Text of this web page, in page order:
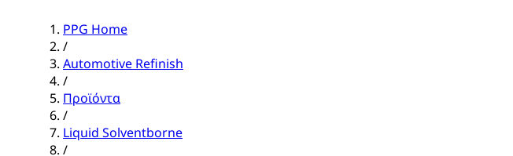
PPG Home
/
Automotive Refinish
/
Προϊόντα
/
Liquid Solventborne
/